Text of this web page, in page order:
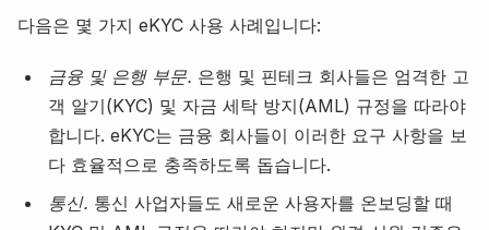
다음은 몇 가지 eKYC 사용 사례입니다:
금융 및 은행 부문. 은행 및 핀테크 회사들은 엄격한 고
객 알기(KYC) 및 자금 세탁 방지(AML) 규정을 따라야
합니다. eKYC는 금융 회사들이 이러한 요구 사항을 보
다 효율적으로 충족하도록 돕습니다.
통신. 통신 사업자들도 새로운 사용자를 온보딩할 때